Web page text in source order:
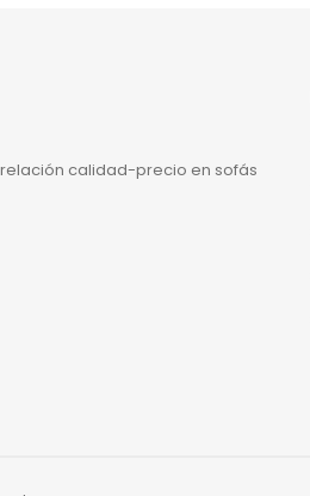
calidad-precio en sofás